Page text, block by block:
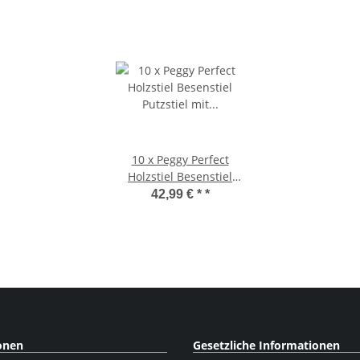
10 x Peggy Perfect
Holzstiel Besenstiel
Putzstiel mit Kunststoff
42,99 € * *
Gesetzliche Informationen